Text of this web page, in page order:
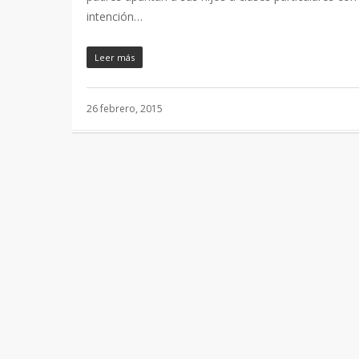
intención…
Leer más
26 febrero, 2015